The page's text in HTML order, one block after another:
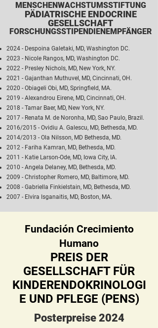
MENSCHENWACHSTUMSSTIFTUNG
PÄDIATRISCHE ENDOCRINE
GESELLSCHAFT
FORSCHUNGSSTIPENDIENEMPFÄNGER
2024 - Despoina Galetaki, MD, Washington DC.
2023 - Nicole Rangos, MD, Washington DC.
2022 - Presley Nichols, MD, New York, NY.
2021 - Gajanthan Muthuvel, MD, Cincinnati, OH.
2020 - Obiageli Obi, MD, Springfield, MA.
2019 - Alexandrou Eirene, MD, Cincinnati, OH.
2018 - Tamar Baer, MD, New York, NY.
2017 - Renata M. de Noronha, MD, Sao Paulo, Brazil.
2016/2015 - Ovidiu A. Galescu, MD, Bethesda, MD.
2014/2013 - Ola Nilsson, MD Bethesda, MD.
2012 - Fariha Kamran, MD, Bethesda, MD.
2011 - Katie Larson-Ode, MD, Iowa City, IA.
2010 - Angela Delaney, MD, Bethesda, MD.
2009 - Christopher Romero, MD, Baltimore, MD.
2008 - Gabriella Finkielstain, MD, Bethesda, MD.
2007 - Elvira Isganaitis, MD, Boston, MA.
Fundación Crecimiento
Humano
PREIS DER
GESELLSCHAFT FÜR
KINDERENDOKRINOLOGI
E UND PFLEGE (PENS)
Posterpreise 2024